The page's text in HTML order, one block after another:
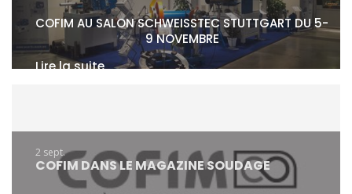
COFIM AU SALON SCHWEISSTEC STUTTGART DU 5-
9 NOVEMBRE
Lire la suite
2 sept.
COFIM DANS LE MAGAZINE SOUDAGE